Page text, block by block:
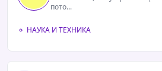
пото...
НАУКА И ТЕХНИКА